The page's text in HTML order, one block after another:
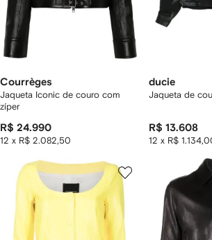
Courrèges
Jaqueta Iconic de couro com
zíper
R$ 24.990
12 x R$ 2.082,50
ducie
Jaqueta de
R$ 13.608
12 x R$